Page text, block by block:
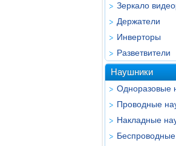
Зеркало
Держатели
Инверторы
Разветвители
Наушники
Одноразовые
Проводные
Накладные